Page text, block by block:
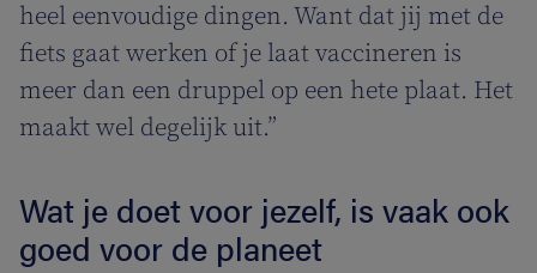
heel eenvoudige dingen. Want dat jij met de
fiets gaat werken of je laat vaccineren is
meer dan een druppel op een hete plaat. Het
maakt wel degelijk uit.”
Wat je doet voor jezelf, is vaak ook
goed voor de planeet